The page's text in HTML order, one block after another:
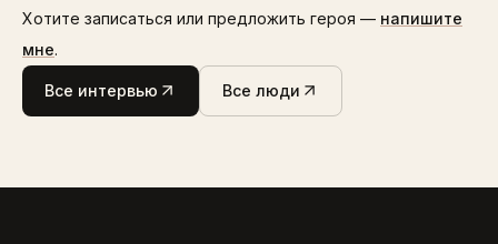
Хотите записаться или предложить героя — напишите
мне.
Все интервью Все люди